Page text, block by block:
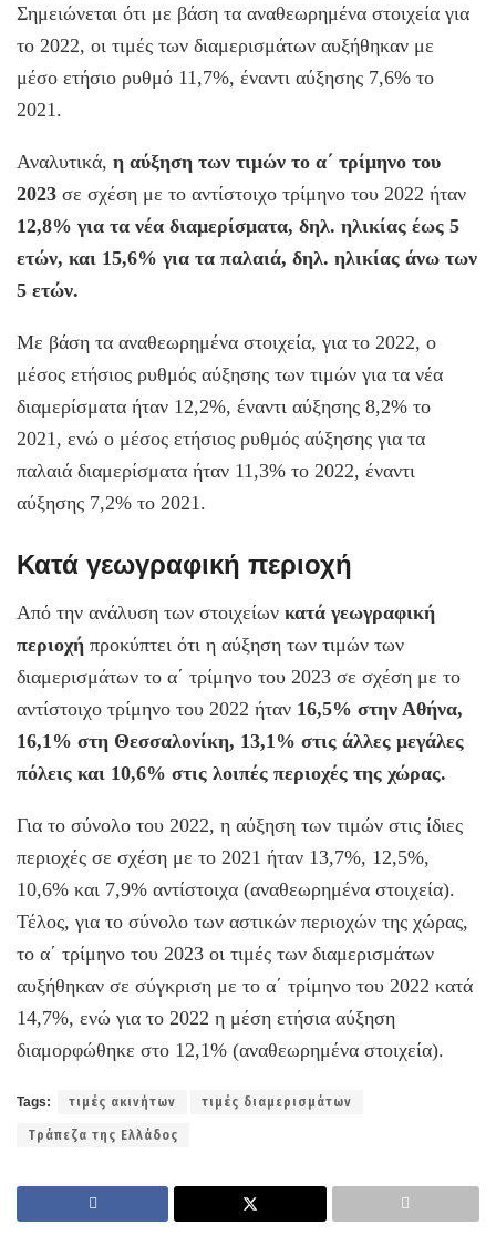
Σημειώνεται ότι με βάση τα αναθεωρημένα στοιχεία για
το 2022, οι τιμές των διαμερισμάτων αυξήθηκαν με
μέσο ετήσιο ρυθμό 11,7%, έναντι αύξησης 7,6% το
2021.
Αναλυτικά, η αύξηση των τιμών το α΄ τρίμηνο του
2023 σε σχέση με το αντίστοιχο τρίμηνο του 2022 ήταν
12,8% για τα νέα διαμερίσματα, δηλ. ηλικίας έως 5
ετών, και 15,6% για τα παλαιά, δηλ. ηλικίας άνω των
5 ετών.
Με βάση τα αναθεωρημένα στοιχεία, για το 2022, ο
μέσος ετήσιος ρυθμός αύξησης των τιμών για τα νέα
διαμερίσματα ήταν 12,2%, έναντι αύξησης 8,2% το
2021, ενώ ο μέσος ετήσιος ρυθμός αύξησης για τα
παλαιά διαμερίσματα ήταν 11,3% το 2022, έναντι
αύξησης 7,2% το 2021.
Κατά γεωγραφική περιοχή
Από την ανάλυση των στοιχείων κατά γεωγραφική
περιοχή προκύπτει ότι η αύξηση των τιμών των
διαμερισμάτων το α΄ τρίμηνο του 2023 σε σχέση με το
αντίστοιχο τρίμηνο του 2022 ήταν 16,5% στην Αθήνα,
16,1% στη Θεσσαλονίκη, 13,1% στις άλλες μεγάλες
πόλεις και 10,6% στις λοιπές περιοχές της χώρας.
Για το σύνολο του 2022, η αύξηση των τιμών στις ίδιες
περιοχές σε σχέση με το 2021 ήταν 13,7%, 12,5%,
10,6% και 7,9% αντίστοιχα (αναθεωρημένα στοιχεία).
Τέλος, για το σύνολο των αστικών περιοχών της χώρας,
το α΄ τρίμηνο του 2023 οι τιμές των διαμερισμάτων
αυξήθηκαν σε σύγκριση με το α΄ τρίμηνο του 2022 κατά
14,7%, ενώ για το 2022 η μέση ετήσια αύξηση
διαμορφώθηκε στο 12,1% (αναθεωρημένα στοιχεία).
Tags: τιμές ακινήτων τιμές διαμερισμάτων
Τράπεζα της Ελλάδος